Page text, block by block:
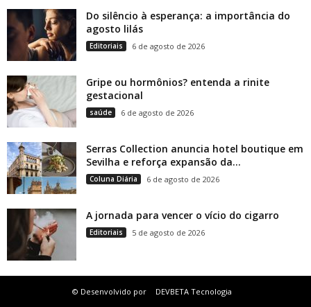
Do silêncio à esperança: a importância do
agosto lilás
Editoriais 6 de agosto de 2026
Gripe ou hormônios? entenda a rinite
gestacional
saúde 6 de agosto de 2026
Serras Collection anuncia hotel boutique em
Sevilha e reforça expansão da...
Coluna Diária 6 de agosto de 2026
A jornada para vencer o vício do cigarro
Editoriais 5 de agosto de 2026
© Desenvolvido por DEVBETA Tecnologia